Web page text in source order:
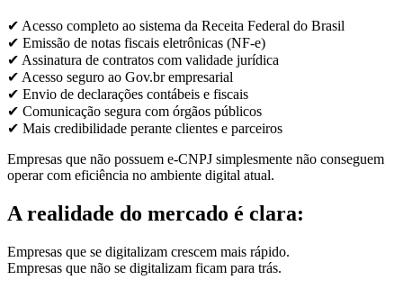
✔ Acesso completo ao sistema da Receita Federal do Brasil
✔ Emissão de notas fiscais eletrônicas (NF-e)
✔ Assinatura de contratos com validade jurídica
✔ Acesso seguro ao Gov.br empresarial
✔ Envio de declarações contábeis e fiscais
✔ Comunicação segura com órgãos públicos
✔ Mais credibilidade perante clientes e parceiros
Empresas que não possuem e-CNPJ simplesmente não conseguem
operar com eficiência no ambiente digital atual.
A realidade do mercado é clara:
Empresas que se digitalizam crescem mais rápido.
Empresas que não se digitalizam ficam para trás.